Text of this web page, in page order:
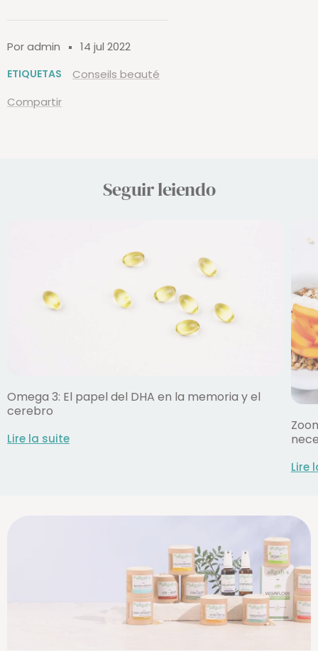
Por admin 14 jul 2022
ETIQUETAS
Conseils beauté
Compartir
Seguir leiendo
Omega 3: El papel del DHA en la memoria y el
cerebro
Lire la suite
Lire